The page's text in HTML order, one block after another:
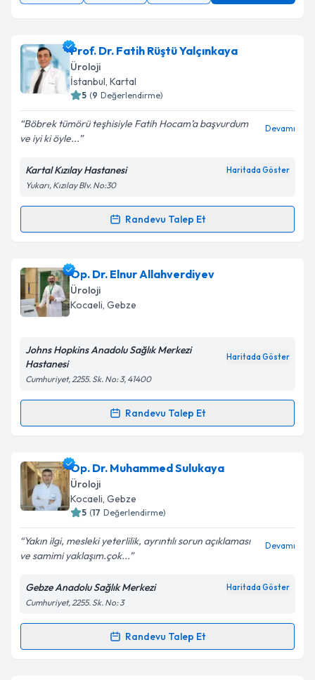
Prof. Dr. Fatih Rüştü Yalçınkaya
Üroloji
İstanbul, Kartal
5 (9 Değerlendirme)
Böbrek tümörü teşhisiyle Fatih Hocam’a başvurdum
ve iyi ki öyle...
Devamı
Kartal Kızılay Hastanesi Haritada Göster
Yukarı, Kızılay Blv. No:30
Randevu Talep Et
Randevu Takvimi Talebi
Prof. Dr. Fatih Rüştü Yalçınkayaiçin randevu
takvimi talebi oluşturun. Size bu uzmandan randevu
almanız için bir takvim hazırlandığında e-posta ile
bilgilendireceğiz.
Kişisel verilerimin işlenmesine ilişkin
Metni'ni okudum ve kişisel verilerimin belirtilen
Op. Dr. Elnur Allahverdiyev
Üroloji
Kocaeli, Gebze
Johns Hopkins Anadolu Sağlık Merkezi
Hastanesi
Haritada Göster
Cumhuriyet, 2255. Sk. No: 3, 41400
Randevu Talep Et
Randevu Takvimi Talebi
Op. Dr. Elnur Allahverdiyeviçin randevu takvimi
talebi oluşturun. Size bu uzmandan randevu almanız
için bir takvim hazırlandığında e-posta ile
bilgilendireceğiz.
E-posta Adresiniz
Kişisel verilerimin işlenmesine ilişkin
Metni'ni okudum ve kişisel verilerimin belirtilen
kapsamda işlenmesini kabul ediyorum.
Op. Dr. Muhammed Sulukaya
Üroloji
Kocaeli, Gebze
5 (17 Değerlendirme)
Yakın ilgi, mesleki yeterlilik, ayrıntılı sorun açıklaması
ve samimi yaklaşım.çok...
Devamı
Gebze Anadolu Sağlık Merkezi Haritada Göster
Cumhuriyet, 2255. Sk. No: 3
Randevu Talep Et
Randevu Takvimi Talebi